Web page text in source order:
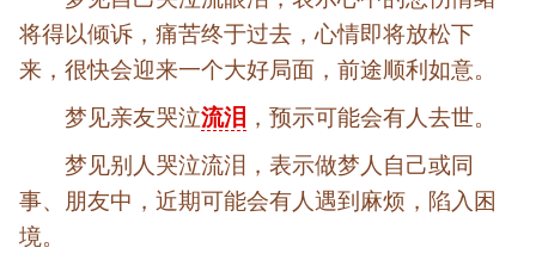
将得以倾诉，痛苦终于过去，心情即将放松下
来，很快会迎来一个大好局面，前途顺利如意。
梦见亲友哭泣流泪 ，预示可能会有人去世。
梦见别人哭泣流泪，表示做梦人自己或同
事、朋友中，近期可能会有人遇到麻烦，陷入困
境。